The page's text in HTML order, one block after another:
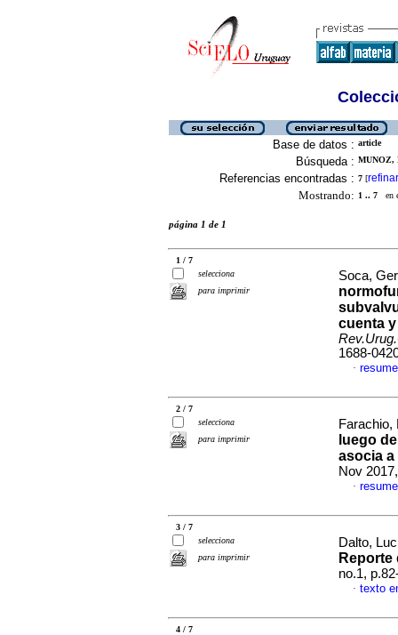
Base de datos : article
Búsqueda : MUNOZ,
Referencias encontradas : 7 [refinar
Mostrando: 1 .. 7 en
página 1 de 1
1 / 7
selecciona
para imprimir
Soca,
cuenta
1688-
·
2 / 7
selecciona
para imprimir
luego
asocia
Nov
·
3 / 7
selecciona
para imprimir
Dalto,
Reporte
no.1,
· texto
4 / 7